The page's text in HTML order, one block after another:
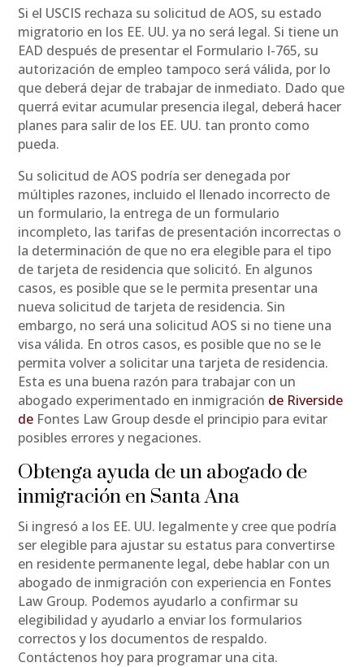
Si el USCIS rechaza su solicitud de AOS, su estado
migratorio en los EE. UU. ya no será legal. Si tiene un
EAD después de presentar el Formulario I-765, su
autorización de empleo tampoco será válida, por lo
que deberá dejar de trabajar de inmediato. Dado que
querrá evitar acumular presencia ilegal, deberá hacer
planes para salir de los EE. UU. tan pronto como
pueda.
Su solicitud de AOS podría ser denegada por
múltiples razones, incluido el llenado incorrecto de
un formulario, la entrega de un formulario
incompleto, las tarifas de presentación incorrectas o
la determinación de que no era elegible para el tipo
de tarjeta de residencia que solicitó. En algunos
casos, es posible que se le permita presentar una
nueva solicitud de tarjeta de residencia. Sin
embargo, no será una solicitud AOS si no tiene una
visa válida. En otros casos, es posible que no se le
permita volver a solicitar una tarjeta de residencia.
Esta es una buena razón para trabajar con un
abogado experimentado en inmigración de Riverside
de Fontes Law Group desde el principio para evitar
posibles errores y negaciones.
Obtenga ayuda de un abogado de
inmigración en Santa Ana
Si ingresó a los EE. UU. legalmente y cree que podría
ser elegible para ajustar su estatus para convertirse
en residente permanente legal, debe hablar con un
abogado de inmigración con experiencia en Fontes
Law Group. Podemos ayudarlo a confirmar su
elegibilidad y ayudarlo a enviar los formularios
correctos y los documentos de respaldo.
Contáctenos hoy para programar una cita.